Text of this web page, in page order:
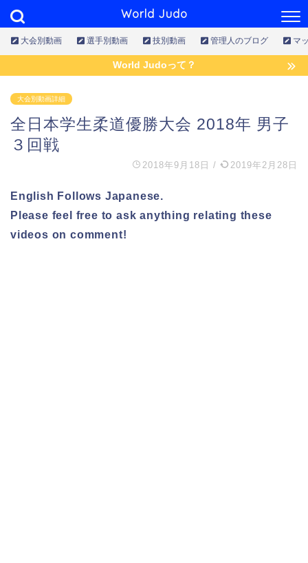
World Judo
大会別動画 選手別動画 技別動画 管理人のブログ マ
World Judoって？
大会別動画詳細
全日本学生柔道優勝大会 2018年 男子
３回戦
2018年9月18日 / 2019年2月28日
English Follows Japanese.
Please feel free to ask anything relating these
videos on comment!